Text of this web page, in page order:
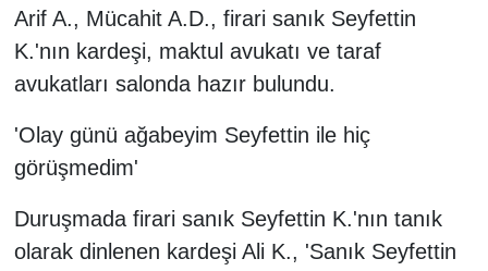
Arif A., Mücahit A.D., firari sanık Seyfettin
K.'nın kardeşi, maktul avukatı ve taraf
avukatları salonda hazır bulundu.
'Olay günü ağabeyim Seyfettin ile hiç
görüşmedim'
Duruşmada firari sanık Seyfettin K.'nın tanık
olarak dinlenen kardeşi Ali K., 'Sanık Seyfettin